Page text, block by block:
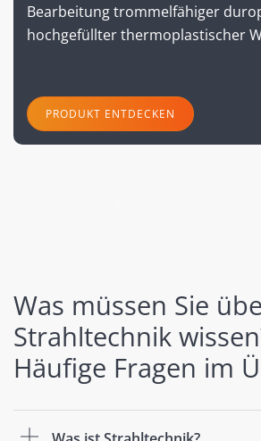
Bearbeitung trommelfähiger
hochgefüllter thermoplastischer
PRODUKT ENTDECKEN
Was müssen Sie
Strahltechnik
Häufige Fragen im